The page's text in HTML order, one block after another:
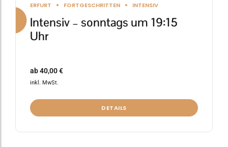
ERFURT FORTGESCHRITTEN INTENSIV
Intensiv – sonntags um 19:15
Uhr
ab40,00€
inkl. MwSt.
DETAILS